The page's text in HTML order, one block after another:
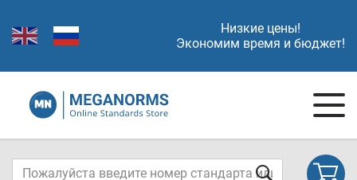
Низкие цены!
Экономим время и бюджет!